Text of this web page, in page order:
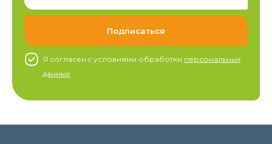
Я согласен c условиями обработки персональных
данных